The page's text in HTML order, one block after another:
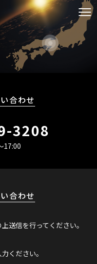
合わせ
3208
17:00
合わせ
送信を行ってください。
ください。